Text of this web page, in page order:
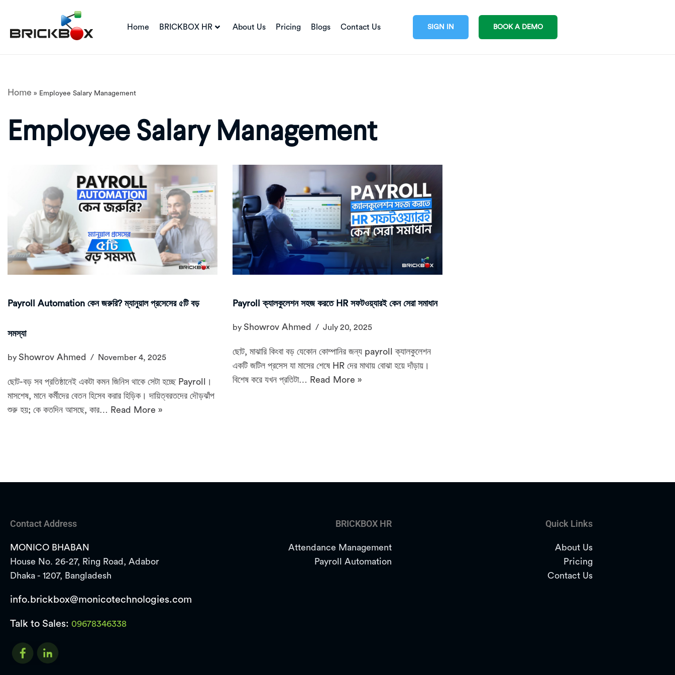
Skip
Home BRICKBOX HR About Us Pricing Blogs Contact Us SIGN IN BOOK A DEMO
Home » Employee Salary Management
Employee Salary Management
Payroll Automation কেন জরুরি? ম্যানুয়াল প্রসেসের ৫টি বড়
সমস্যা
by Showrov Ahmed November 4, 2025
ছোট-বড় সব প্রতিষ্ঠানেই একটা কমন জিনিস থাকে সেটা হচ্ছে Payroll।
মাসশেষ, মানে কর্মীদের বেতন হিসেব করার হিড়িক। দায়িত্বরতদের দৌড়ঝাঁপ
শুরু হয়; কে কতদিন আসছে, কার… Read More »
Payroll ক্যালকুলেশন সহজ করতে HR সফটওয়্যারই কেন সেরা সমাধান
by Showrov Ahmed July 20, 2025
ছোট, মাঝারি কিংবা বড় যেকোন কোম্পানির জন্য payroll ক্যালকুলেশন
একটি জটিল প্রসেস যা মাসের শেষে HR দের মাথায় বোঝা হয়ে দাঁড়ায়।
বিশেষ করে যখন প্রতিটা… Read More »
Contact Address
MONICO BHABAN
House No. 26-27, Ring Road, Adabor
Dhaka - 1207, Bangladesh
info.brickbox@monicotechnologies.com
Talk to Sales: 09678346338
BRICKBOX HR
Attendance Management
Payroll Automation
Quick Links
About Us
Pricing
Contact Us